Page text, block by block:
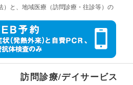
と、地域医療（訪問診療・往診等）の
訪問診療/デイサービス